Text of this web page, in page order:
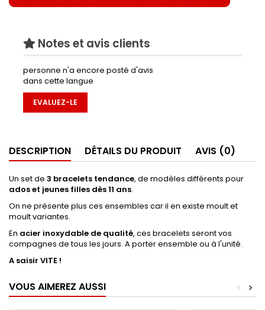
Notes et avis clients
personne n'a encore posté d'avis
dans cette langue
EVALUEZ-LE
DESCRIPTION DÉTAILS DU PRODUIT AVIS (0)
Un set de 3 bracelets tendance, de modèles différents pour
ados et jeunes filles dès 11 ans.
On ne présente plus ces ensembles car il en existe moult et
moult variantes.
En acier inoxydable de qualité, ces bracelets seront vos
compagnes de tous les jours. A porter ensemble ou à l'unité.
A saisir VITE !
VOUS AIMEREZ AUSSI >
<